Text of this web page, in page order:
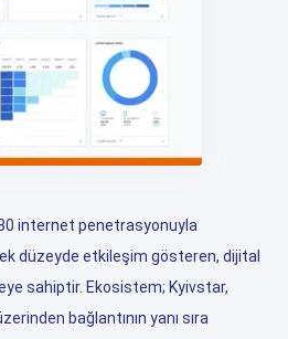
internet penetrasyonuyla
düzeyde etkileşim gösteren, dijital
sahiptir. Ekosistem; Kyivstar,
bağlantının yanı sıra